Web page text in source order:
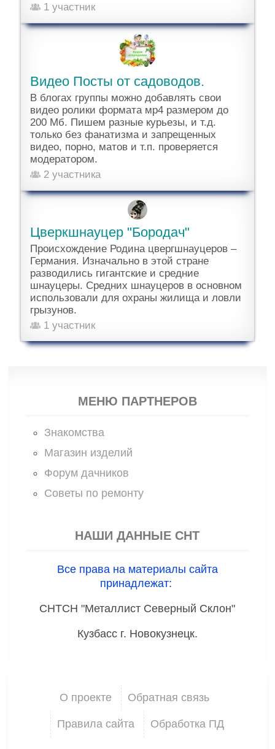
1 участник
Видео Посты от садоводов.
В блогах группы можно добавлять свои
видео ролики формата мр4 размером до
200 Мб. Пишем разные курьезы, и т.д.
только без фанатизма и запрещенных
видео, порно, матов и т.п. проверяется
модератором.
2 участника
Цверкшнауцер "Бородач"
Происхождение Родина цвергшнауцеров –
Германия. Изначально в этой стране
разводились гигантские и средние
шнауцеры. Средних шнауцеров в основном
использовали для охраны жилища и ловли
грызунов.
1 участник
МЕНЮ ПАРТНЕРОВ
Знакомства
Магазин изделий
Форум дачников
Советы по ремонту
НАШИ ДАННЫЕ СНТ
Все права на материалы сайта
принадлежат:
СНТСН "Металлист Северный Склон"
Кузбасс г. Новокузнецк.
О проекте Обратная связь
Правила сайта Обработка ПД